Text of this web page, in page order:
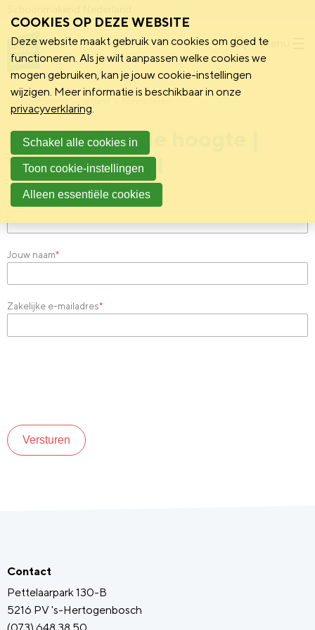
Menu
Schoonmakend Nederland
Houd me op de hoogte |
VMSE-VS-tool
Organisatie
Jouw naam*
Zakelijke e-mailadres*
Versturen
Contact
Pettelaarpark 130-B
5216 PV 's-Hertogenbosch
COOKIES OP DEZE WEBSITE
Deze website maakt gebruik van cookies om goed te
functioneren. Als je wilt aanpassen welke cookies we
mogen gebruiken, kan je jouw cookie-instellingen
wijzigen. Meer informatie is beschikbaar in onze
privacyverklaring.
Schakel alle cookies in
Toon cookie-instellingen
Alleen essentiële cookies